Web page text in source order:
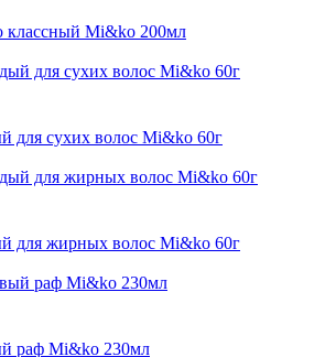
классный Mi&ko 200мл
для сухих волос Mi&ko 60г
для жирных волос Mi&ko 60г
раф Mi&ko 230мл